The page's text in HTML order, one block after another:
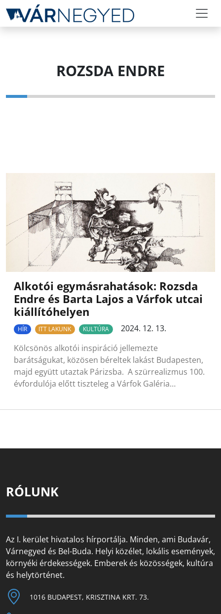
ROZSDA ENDRE
Alkotói egymásrahatások: Rozsda
Endre és Barta Lajos a Várfok utcai
kiállítóhelyen
HÍR ITT LAKUNK KULTÚRA
2024. 12. 13.
Kölcsönös alkotói inspiráció jellemezte
barátságukat, közösen béreltek lakást Budapesten,
majd együtt utaztak Párizsba. A szürrealizmus 100.
évfordulója előtt tiszteleg a Várfok Galéria…
RÓLUNK
Az I. kerület hivatalos hírportálja. Minden, ami Budavár,
Várnegyed és Bel-Buda. Helyi közélet, lokális események,
környéki érdekességek. Emberek és közösségek, kultúra
és helytörténet.
1016 BUDAPEST, KRISZTINA KRT. 73.